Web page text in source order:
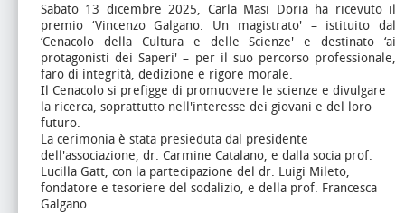
Sabato 13 dicembre 2025, Carla Masi Doria ha ricevuto il
premio ‘Vincenzo Galgano. Un magistrato' – istituito dal
‘Cenacolo della Cultura e delle Scienze' e destinato ‘ai
protagonisti dei Saperi' – per il suo percorso professionale,
faro di integrità, dedizione e rigore morale.
Il Cenacolo si prefigge di promuovere le scienze e divulgare
la ricerca, soprattutto nell'interesse dei giovani e del loro
futuro.
La cerimonia è stata presieduta dal presidente
dell'associazione, dr. Carmine Catalano, e dalla socia prof.
Lucilla Gatt, con la partecipazione del dr. Luigi Mileto,
fondatore e tesoriere del sodalizio, e della prof. Francesca
Galgano.